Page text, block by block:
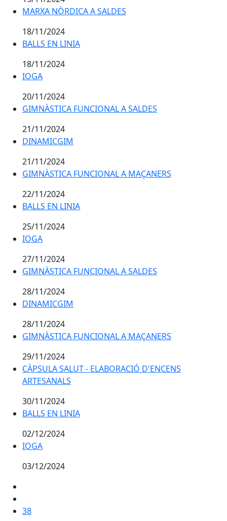
MARXA NÒRDICA A SALDES
MARXA NÒRDICA A SALDES
18/11/2024
BALLS EN LINIA
BALLS EN LINIA
18/11/2024
IOGA
IOGA
20/11/2024
GIMNÀSTICA FUNCIONAL A SALDES
GIMNÀSTICA FUNCIONAL A SALDES
21/11/2024
DINAMICGIM
DINAMICGIM
21/11/2024
GIMNÀSTICA FUNCIONAL A MAÇANERS
GIMNÀSTICA FUNCIONAL A MAÇANERS
22/11/2024
BALLS EN LINIA
BALLS EN LINIA
25/11/2024
IOGA
IOGA
27/11/2024
GIMNÀSTICA FUNCIONAL A SALDES
GIMNÀSTICA FUNCIONAL A SALDES
28/11/2024
DINAMICGIM
DINAMICGIM
28/11/2024
GIMNÀSTICA FUNCIONAL A MAÇANERS
GIMNÀSTICA FUNCIONAL A MAÇANERS
29/11/2024
CÀPSULA SALUT - ELABORACIÓ D'ENCENS
ARTESANALS
CÀPSULA SALUT - ELABORACIÓ D'ENCENS
ARTESANALS
30/11/2024
BALLS EN LINIA
BALLS EN LINIA
02/12/2024
IOGA
IOGA
03/12/2024
38